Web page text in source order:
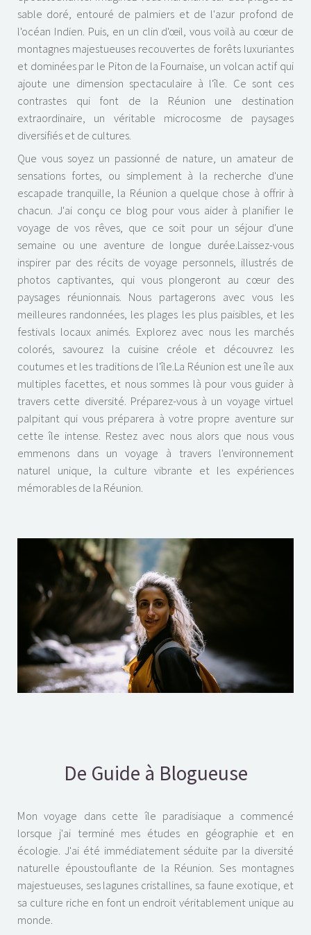
sable doré, entouré de palmiers et de l'azur profond de
l'océan Indien. Puis, en un clin d'œil, vous voilà au cœur de
montagnes majestueuses recouvertes de forêts luxuriantes
et dominées par le Piton de la Fournaise, un volcan actif qui
ajoute une dimension spectaculaire à l'île. Ce sont ces
contrastes qui font de la Réunion une destination
extraordinaire, un véritable microcosme de paysages
diversifiés et de cultures.
Que vous soyez un passionné de nature, un amateur de
sensations fortes, ou simplement à la recherche d'une
escapade tranquille, la Réunion a quelque chose à offrir à
chacun. J'ai conçu ce blog pour vous aider à planifier le
voyage de vos rêves, que ce soit pour un séjour d'une
semaine ou une aventure de longue durée.Laissez-vous
inspirer par des récits de voyage personnels, illustrés de
photos captivantes, qui vous plongeront au cœur des
paysages réunionnais. Nous partagerons avec vous les
meilleures randonnées, les plages les plus paisibles, et les
festivals locaux animés. Explorez avec nous les marchés
colorés, savourez la cuisine créole et découvrez les
coutumes et les traditions de l'île.La Réunion est une île aux
multiples facettes, et nous sommes là pour vous guider à
travers cette diversité. Préparez-vous à un voyage virtuel
palpitant qui vous préparera à votre propre aventure sur
cette île intense. Restez avec nous alors que nous vous
emmenons dans un voyage à travers l'environnement
naturel unique, la culture vibrante et les expériences
mémorables de la Réunion.
De Guide à Blogueuse
Mon voyage dans cette île paradisiaque a commencé
lorsque j'ai terminé mes études en géographie et en
écologie. J'ai été immédiatement séduite par la diversité
naturelle époustouflante de la Réunion. Ses montagnes
majestueuses, ses lagunes cristallines, sa faune exotique, et
sa culture riche en font un endroit véritablement unique au
monde.